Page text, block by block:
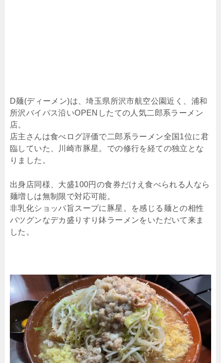
D麺(ディーメン)は、埼玉県所沢市航空公園近く、浦和
所沢バイパス沿いOPENしたての人気二郎系ラーメン
店。
店主さんは食べログ評価で二郎系ラーメン全国1位に君
臨していた、川崎市豚星。での修行を経ての独立とな
りました。
出身店同様、大盛100円の食券だけえ食べられる人なら
麺増しは無制限で対応可能。
非乳化ショッパ旨スープに豚星。を感じる麺との相性
バツグンなデカ盛りすり鉢ラーメンをいただいて来ま
した。